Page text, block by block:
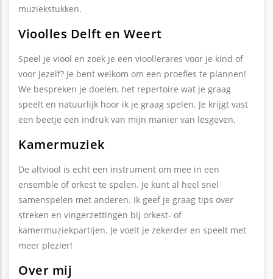
muziekstukken.
Vioolles Delft en Weert
Speel je viool en zoek je een vioollerares voor je kind of
voor jezelf? Je bent welkom om een proefles te plannen!
We bespreken je doelen, het repertoire wat je graag
speelt en natuurlijk hoor ik je graag spelen. Je krijgt vast
een beetje een indruk van mijn manier van lesgeven.
Kamermuziek
De altviool is echt een instrument om mee in een
ensemble of orkest te spelen. Je kunt al heel snel
samenspelen met anderen. Ik geef je graag tips over
streken en vingerzettingen bij orkest- of
kamermuziekpartijen. Je voelt je zekerder en speelt met
meer plezier!
Over mij